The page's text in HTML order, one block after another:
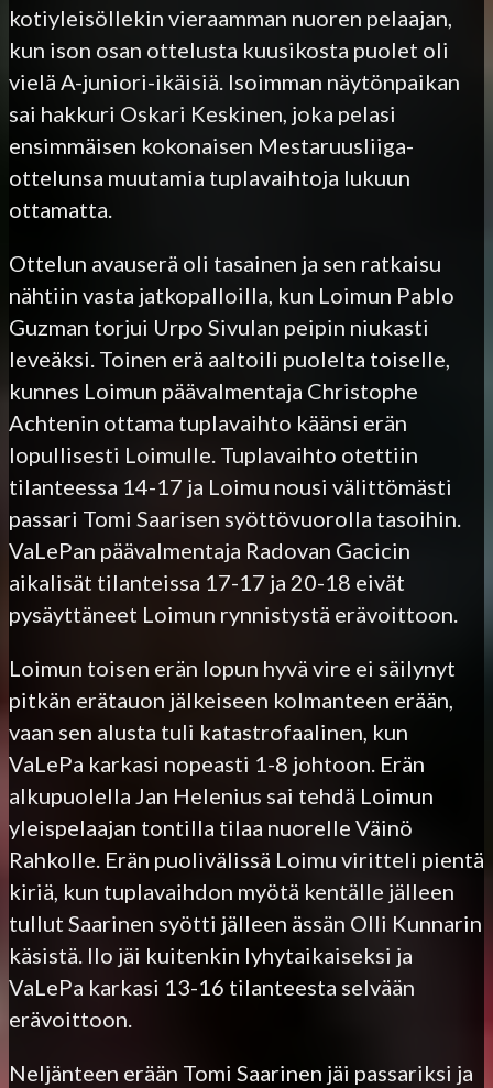
kotiyleisöllekin vieraamman nuoren pelaajan,
kun ison osan ottelusta kuusikosta puolet oli
vielä A-juniori-ikäisiä. Isoimman näytönpaikan
sai hakkuri Oskari Keskinen, joka pelasi
ensimmäisen kokonaisen Mestaruusliiga-
ottelunsa muutamia tuplavaihtoja lukuun
ottamatta.
Ottelun avauserä oli tasainen ja sen ratkaisu
nähtiin vasta jatkopalloilla, kun Loimun Pablo
Guzman torjui Urpo Sivulan peipin niukasti
leveäksi. Toinen erä aaltoili puolelta toiselle,
kunnes Loimun päävalmentaja Christophe
Achtenin ottama tuplavaihto käänsi erän
lopullisesti Loimulle. Tuplavaihto otettiin
tilanteessa 14-17 ja Loimu nousi välittömästi
passari Tomi Saarisen syöttövuorolla tasoihin.
VaLePan päävalmentaja Radovan Gacicin
aikalisät tilanteissa 17-17 ja 20-18 eivät
pysäyttäneet Loimun rynnistystä erävoittoon.
Loimun toisen erän lopun hyvä vire ei säilynyt
pitkän erätauon jälkeiseen kolmanteen erään,
vaan sen alusta tuli katastrofaalinen, kun
VaLePa karkasi nopeasti 1-8 johtoon. Erän
alkupuolella Jan Helenius sai tehdä Loimun
yleispelaajan tontilla tilaa nuorelle Väinö
Rahkolle. Erän puolivälissä Loimu viritteli pientä
kiriä, kun tuplavaihdon myötä kentälle jälleen
tullut Saarinen syötti jälleen ässän Olli Kunnarin
käsistä. Ilo jäi kuitenkin lyhytaikaiseksi ja
VaLePa karkasi 13-16 tilanteesta selvään
erävoittoon.
Neljänteen erään Tomi Saarinen jäi passariksi ja